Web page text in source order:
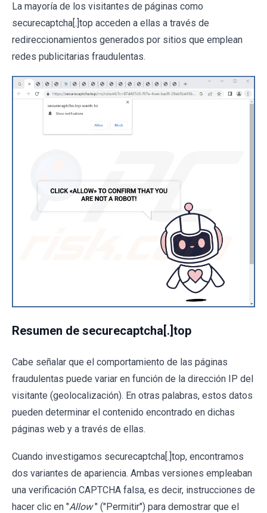
La mayoría de los visitantes de páginas como
securecaptcha[.]top acceden a ellas a través de
redireccionamientos generados por sitios que emplean
redes publicitarias fraudulentas.
Resumen de securecaptcha[.]top
Cabe señalar que el comportamiento de las páginas
fraudulentas puede variar en función de la dirección IP del
visitante (geolocalización). En otras palabras, estos datos
pueden determinar el contenido encontrado en dichas
páginas web y a través de ellas.
Cuando investigamos securecaptcha[.]top, encontramos
dos variantes de apariencia. Ambas versiones empleaban
una verificación CAPTCHA falsa, es decir, instrucciones de
hacer clic en "Allow " ("Permitir") para demostrar que el